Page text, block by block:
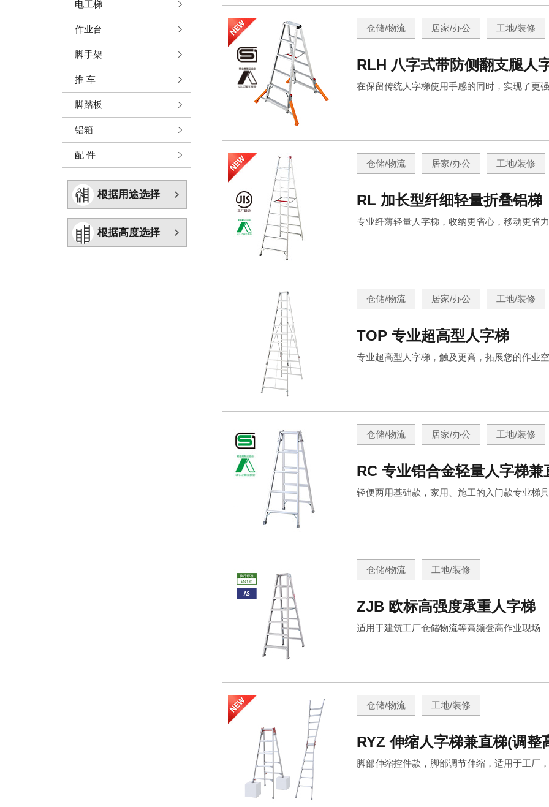
电工梯
作业台
脚手架
推 车
脚踏板
铝箱
配 件
根据用途选择
根据高度选择
仓储/物流 居家/办公 工地/装修
RLH 八字式带防侧翻支腿人
在保留传统人字梯使用手感的同时，实现了更
仓储/物流 居家/办公 工地/装修
RL 加长型纤细轻量折叠铝梯
专业纤薄轻量人字梯，收纳更省心，移动更省力
仓储/物流 居家/办公 工地/装修
TOP 专业超高型人字梯
专业超高型人字梯，触及更高，拓展您的作业
仓储/物流 居家/办公 工地/装修
RC 专业铝合金轻量人字梯兼
轻便两用基础款，家用、施工的入门款专业梯具
仓储/物流 工地/装修
ZJB 欧标高强度承重人字梯
适用于建筑工厂仓储物流等高频登高作业现场
仓储/物流 工地/装修
RYZ 伸缩人字梯兼直梯(调整
脚部伸缩控件款，脚部调节伸缩，适用于工厂